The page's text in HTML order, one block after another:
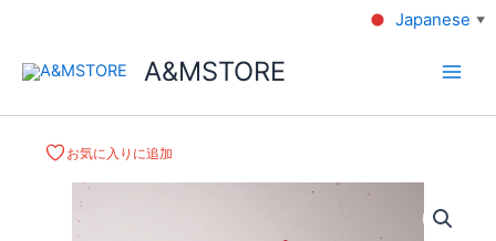
A&MSTORE
お気に入りに追加
Japanese ▼